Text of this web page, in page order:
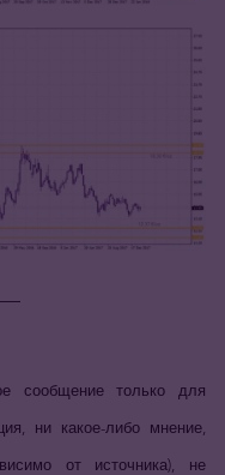
сообщение только для
ни какое-либо мнение,
от источника), не